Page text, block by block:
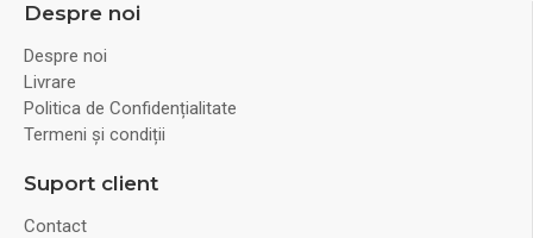
Despre noi
Despre noi
Livrare
Politica de Confidențialitate
Termeni și condiții
Suport client
Contact